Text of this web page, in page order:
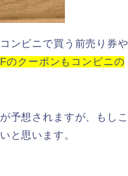
ンビニで買う前売り券や
のクーポンもコンビニの
予想されますが、もしこ
と思います。